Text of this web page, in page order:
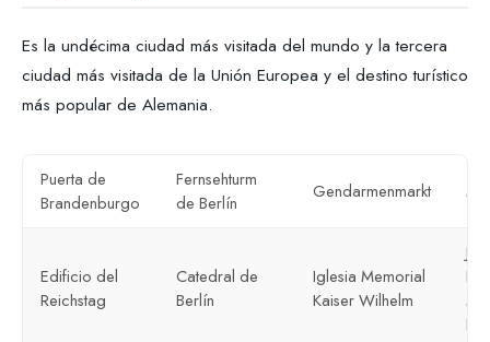
Es la undécima ciudad más visitada del mundo y la tercera
ciudad más visitada de la Unión Europea y el destino turístico
más popular de Alemania.
Puerta de
Brandenburgo
Fernsehturm
de Berlín
Gendarmenmarkt
Edificio del
Reichstag
Catedral de
Berlín
Iglesia Memorial
Kaiser Wilhelm